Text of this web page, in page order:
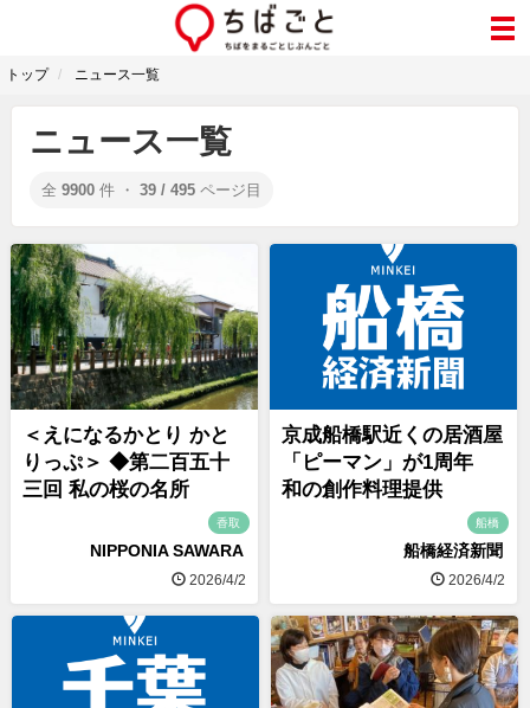
トップ ニュース一覧
ニュース一覧
全 9900 件 ・ 39 / 495 ページ目
＜えになるかとり かと
りっぷ＞ ◆第二百五十
三回 私の桜の名所
香取
NIPPONIA SAWARA
2026/4/2
京成船橋駅近くの居酒屋
「ピーマン」が1周年
和の創作料理提供
船橋
船橋経済新聞
2026/4/2